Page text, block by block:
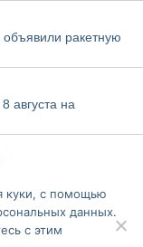
объявили ракетную
августа на
куки, с помощью
данных.
с этим